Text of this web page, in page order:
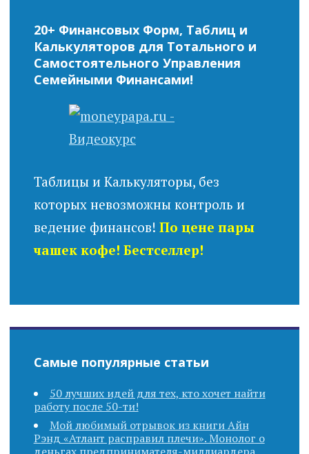
20+ Финансовых Форм, Таблиц и
Калькуляторов для Тотального и
Самостоятельного Управления
Семейными Финансами!
Таблицы и Калькуляторы, без
которых невозможны контроль и
ведение финансов! По цене пары
чашек кофе! Бестселлер!
Самые популярные статьи
50 лучших идей для тех, кто хочет найти
работу после 50-ти!
Мой любимый отрывок из книги Айн
Рэнд «Атлант расправил плечи». Монолог о